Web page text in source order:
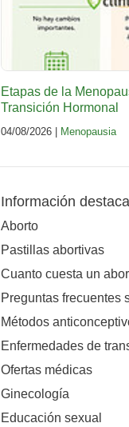
Etapas de la
Transición Hormonal
04/08/2026 | Menopausia
Información
Aborto
Pastillas abortivas
Cuanto cuesta un
Preguntas frecuentes
Métodos
Enfermedades de
Ofertas médicas
Ginecología
Educación sexual